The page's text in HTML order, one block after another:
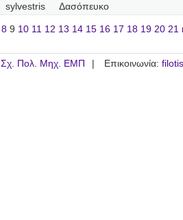
sylvestris Δασόπευκο
8 9 10 11 12 13 14 15 16 17 18 19 20 21
Σχ. Πολ. Μηχ. ΕΜΠ Επικοινωνία: